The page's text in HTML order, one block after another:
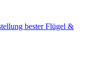
bester Flügel &